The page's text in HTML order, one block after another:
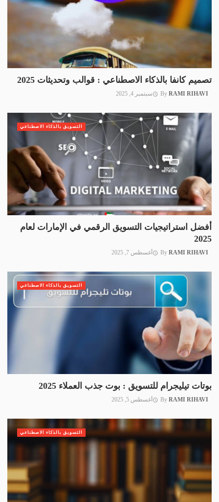
تصميم كانفا بالذكاء الاصطناعي : قوالب وتحديثات 2025
By RAMI RIHAVI سبتمبر 4, 2025
أفضل استراتيجيات التسويق الرقمي في الإمارات لعام
2025
By RAMI RIHAVI أغسطس 7, 2025
التسويق بالذكاء الاصطناعي
بوتات تيليجرام للتسويق : بوت جذب العملاء 2025
By RAMI RIHAVI أغسطس 5, 2025
التسويق بالذكاء الاصطناعي
التسويق بالذكاء الاصطناعي